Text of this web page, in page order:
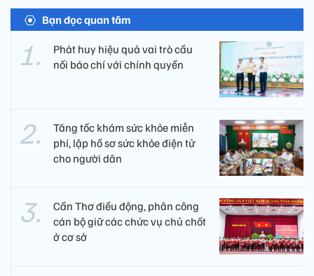
Bạn đọc quan tâm
Phát huy hiệu quả vai trò cầu
nối báo chí với chính quyền
Tăng tốc khám sức khỏe miễn
phí, lập hồ sơ sức khỏe điện tử
cho người dân
Cần Thơ điều động, phân công
cán bộ giữ các chức vụ chủ chốt
ở cơ sở